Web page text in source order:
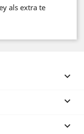
als extra te


